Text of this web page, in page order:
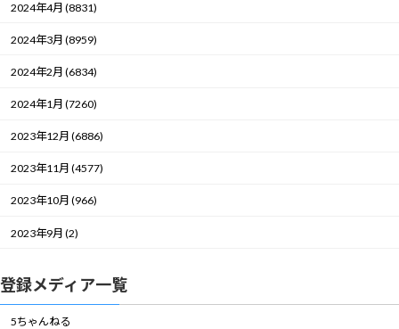
2024年4月 (8831)
2024年3月 (8959)
2024年2月 (6834)
2024年1月 (7260)
2023年12月 (6886)
2023年11月 (4577)
2023年10月 (966)
2023年9月 (2)
登録メディア一覧
5ちゃんねる